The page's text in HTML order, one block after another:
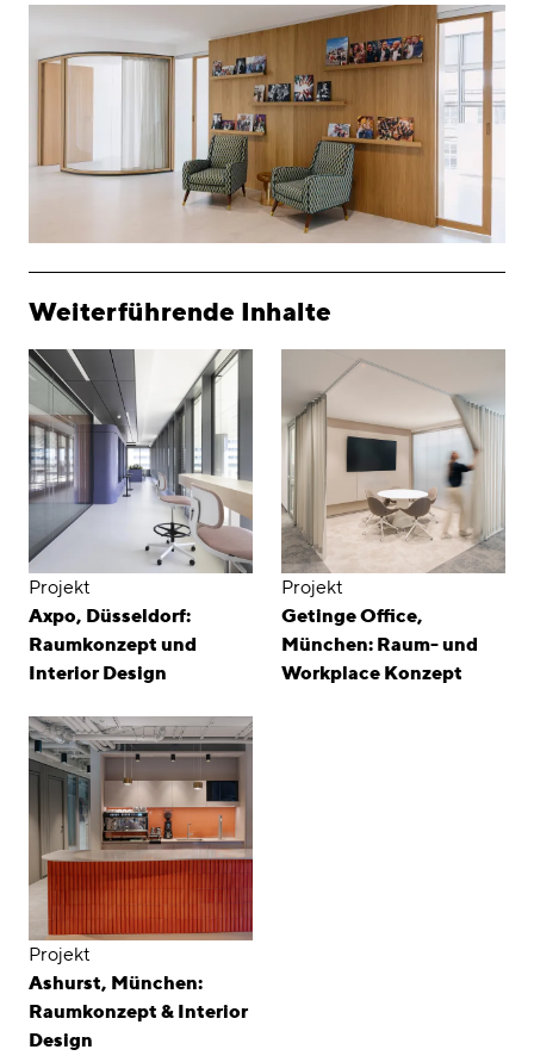
Weiterführende Inhalte
Projekt
Axpo, Düsseldorf:
Raumkonzept und
Interior Design
Projekt
Getinge Office,
München: Raum- und
Workplace Konzept
Projekt
Ashurst, München:
Raumkonzept & Interior
Design